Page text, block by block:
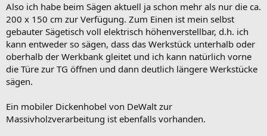
Also ich habe beim Sägen aktuell ja schon mehr als nur die ca.
200 x 150 cm zur Verfügung. Zum Einen ist mein selbst
gebauter Sägetisch voll elektrisch höhenverstellbar, d.h. ich
kann entweder so sägen, dass das Werkstück unterhalb oder
oberhalb der Werkbank gleitet und ich kann natürlich vorne
die Türe zur TG öffnen und dann deutlich längere Werkstücke
sägen.
Ein mobiler Dickenhobel von DeWalt zur
Massivholzverarbeitung ist ebenfalls vorhanden.